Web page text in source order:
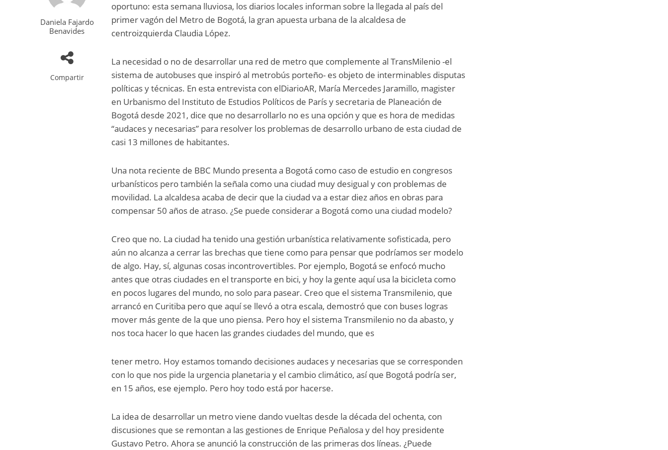
Daniela Fajardo
Benavides
Compartir
oportuno: esta semana lluviosa, los diarios locales informan sobre la llegada al país del
primer vagón del Metro de Bogotá, la gran apuesta urbana de la alcaldesa de
centroizquierda Claudia López.
La necesidad o no de desarrollar una red de metro que complemente al TransMilenio -el
sistema de autobuses que inspiró al metrobús porteño- es objeto de interminables disputas
políticas y técnicas. En esta entrevista con elDiarioAR, María Mercedes Jaramillo, magister
en Urbanismo del Instituto de Estudios Políticos de París y secretaria de Planeación de
Bogotá desde 2021, dice que no desarrollarlo no es una opción y que es hora de medidas
“audaces y necesarias” para resolver los problemas de desarrollo urbano de esta ciudad de
casi 13 millones de habitantes.
Una nota reciente de BBC Mundo presenta a Bogotá como caso de estudio en congresos
urbanísticos pero también la señala como una ciudad muy desigual y con problemas de
movilidad. La alcaldesa acaba de decir que la ciudad va a estar diez años en obras para
compensar 50 años de atraso. ¿Se puede considerar a Bogotá como una ciudad modelo?
Creo que no. La ciudad ha tenido una gestión urbanística relativamente sofisticada, pero
aún no alcanza a cerrar las brechas que tiene como para pensar que podríamos ser modelo
de algo. Hay, sí, algunas cosas incontrovertibles. Por ejemplo, Bogotá se enfocó mucho
antes que otras ciudades en el transporte en bici, y hoy la gente aquí usa la bicicleta como
en pocos lugares del mundo, no solo para pasear. Creo que el sistema Transmilenio, que
arrancó en Curitiba pero que aquí se llevó a otra escala, demostró que con buses logras
mover más gente de la que uno piensa. Pero hoy el sistema Transmilenio no da abasto, y
nos toca hacer lo que hacen las grandes ciudades del mundo, que es
tener metro. Hoy estamos tomando decisiones audaces y necesarias que se corresponden
con lo que nos pide la urgencia planetaria y el cambio climático, así que Bogotá podría ser,
en 15 años, ese ejemplo. Pero hoy todo está por hacerse.
La idea de desarrollar un metro viene dando vueltas desde la década del ochenta, con
discusiones que se remontan a las gestiones de Enrique Peñalosa y del hoy presidente
Gustavo Petro. Ahora se anunció la construcción de las primeras dos líneas. ¿Puede